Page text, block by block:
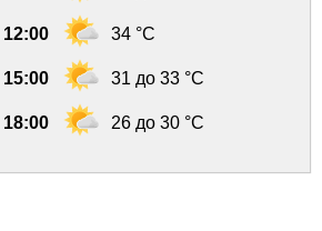
12:00 34 °C
15:00 31 до 33 °C
18:00 26 до 30 °C